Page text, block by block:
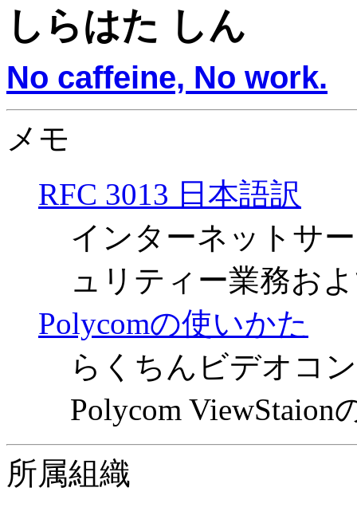
しらはた しん
No caffeine, No work.
メモ
RFC 3013 日本語訳
インターネットサ
ュリティー業務お
Polycomの使いかた
らくちんビデオコ
Polycom ViewStaion
所属組織